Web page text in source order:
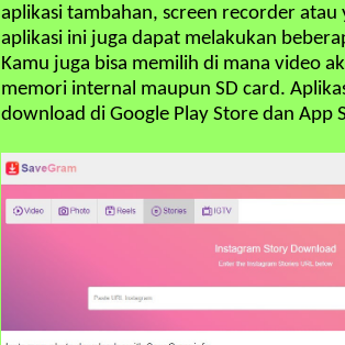
aplikasi tambahan, screen recorder atau
aplikasi ini juga dapat melakukan
Kamu juga bisa memilih di mana video
memori internal maupun SD card.
download di Google Play Store dan App